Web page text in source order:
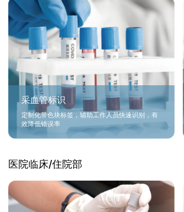
采血管标识
定制化带色块标签，辅助工作人员快速识别，有
效降低错误率
医院临床/住院部